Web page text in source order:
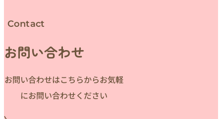
Contact
お問い合わせ
お問い合わせはこちらからお気軽
にお問い合わせください